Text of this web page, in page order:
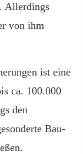
Allerdings
von ihm
ist eine
ca. 100.000
den
Bau­